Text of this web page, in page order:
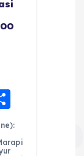
h
a